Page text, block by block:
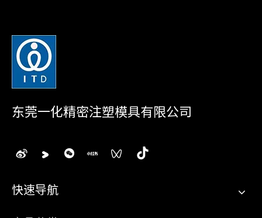
东莞一化精密注塑模具有限公司
快速导航